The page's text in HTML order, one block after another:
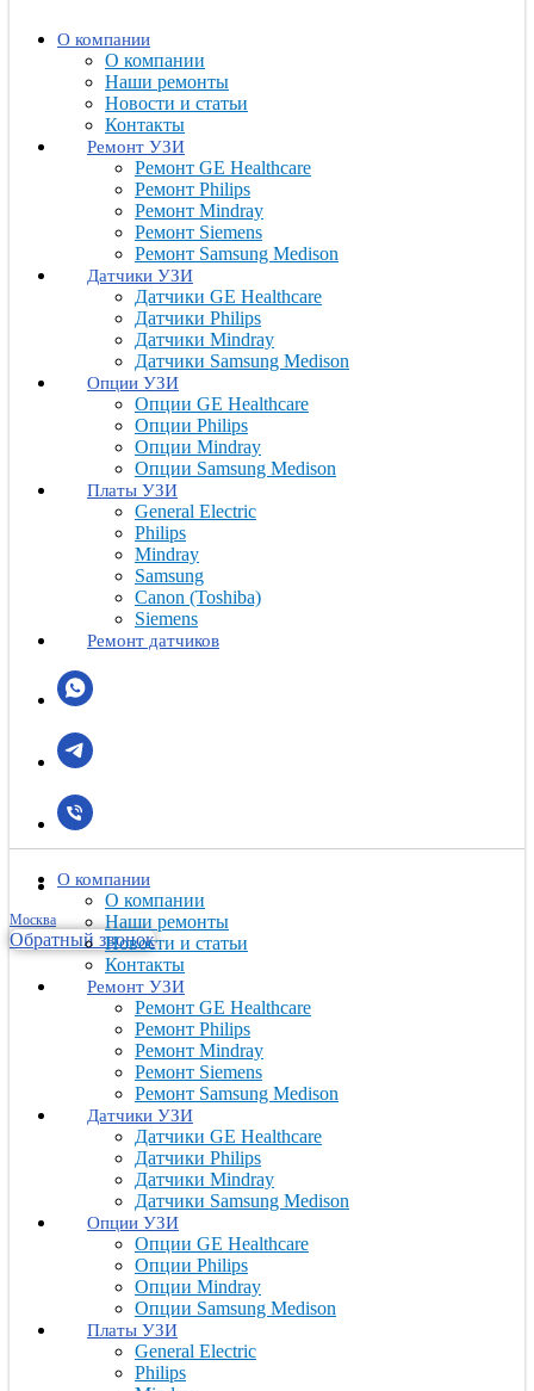
О компании
О компании
Наши ремонты
Новости и статьи
Контакты
Ремонт УЗИ
Ремонт GE Healthcare
Ремонт Philips
Ремонт Mindray
Ремонт Siemens
Ремонт Samsung Medison
Датчики УЗИ
Датчики GE Healthcare
Датчики Philips
Датчики Mindray
Датчики Samsung Medison
Опции УЗИ
Опции GE Healthcare
Опции Philips
Опции Mindray
Опции Samsung Medison
Платы УЗИ
General Electric
Philips
Mindray
Samsung
Canon (Toshiba)
Siemens
Ремонт датчиков
Москва
Обратный звонок
О компании
О компании
Наши ремонты
Новости и статьи
Контакты
Ремонт УЗИ
Ремонт GE Healthcare
Ремонт Philips
Ремонт Mindray
Ремонт Siemens
Ремонт Samsung Medison
Датчики УЗИ
Датчики GE Healthcare
Датчики Philips
Датчики Mindray
Датчики Samsung Medison
Опции УЗИ
Опции GE Healthcare
Опции Philips
Опции Mindray
Опции Samsung Medison
Платы УЗИ
General Electric
Philips